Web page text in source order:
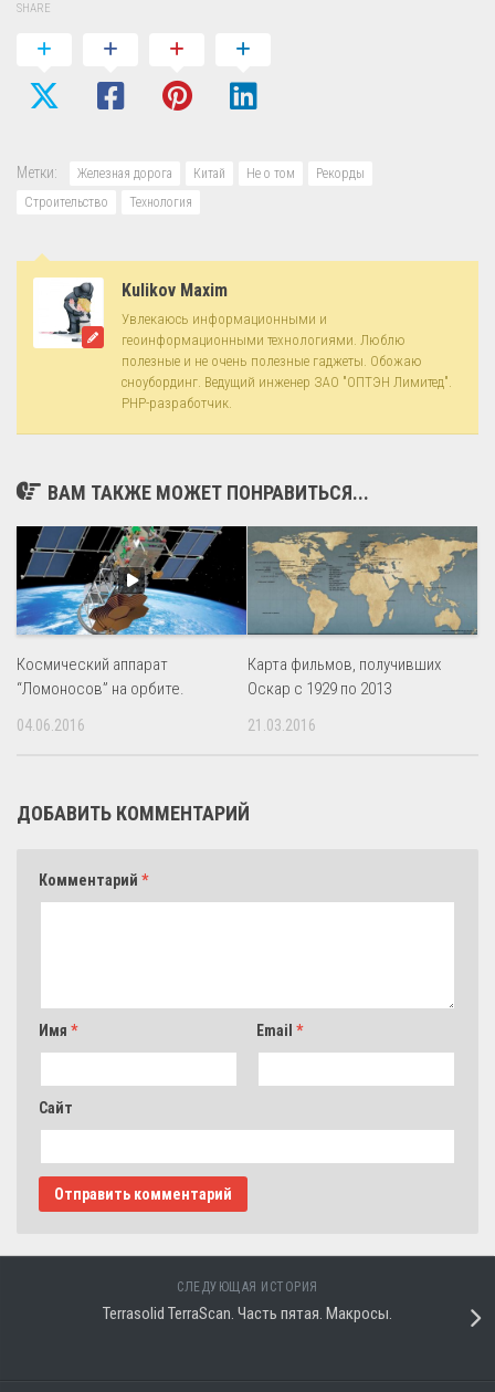
SHARE
Метки: Железная дорога Китай Не о том
Рекорды
Строительство
Технология
Kulikov Maxim
Увлекаюсь информационными и
геоинформационными технологиями. Люблю
полезные и не очень полезные гаджеты. Обожаю
сноубординг. Ведущий инженер ЗАО "ОПТЭН Лимитед".
PHP-разработчик.
ВАМ ТАКЖЕ МОЖЕТ ПОНРАВИТЬСЯ...
Космический аппарат
“Ломоносов” на орбите.
04.06.2016
Карта фильмов, получивших
Оскар с 1929 по 2013
21.03.2016
ДОБАВИТЬ КОММЕНТАРИЙ
Комментарий *
Имя * Email *
Сайт
СЛЕДУЮЩАЯ ИСТОРИЯ
Terrasolid TerraScan. Часть пятая. Макросы.